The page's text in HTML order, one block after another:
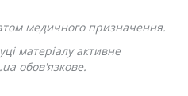
медичного призначення.
матеріалу активне
обов'язкове.